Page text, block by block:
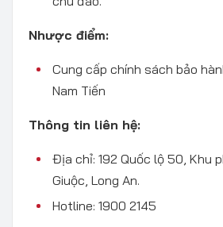
Nhược điểm:
Cung cấp chính sách bảo
Nam Tiến
Thông tin liên hệ:
Địa chỉ: 192 Quốc lộ 50, Khu
Giuộc, Long An.
Hotline: 1900 2145